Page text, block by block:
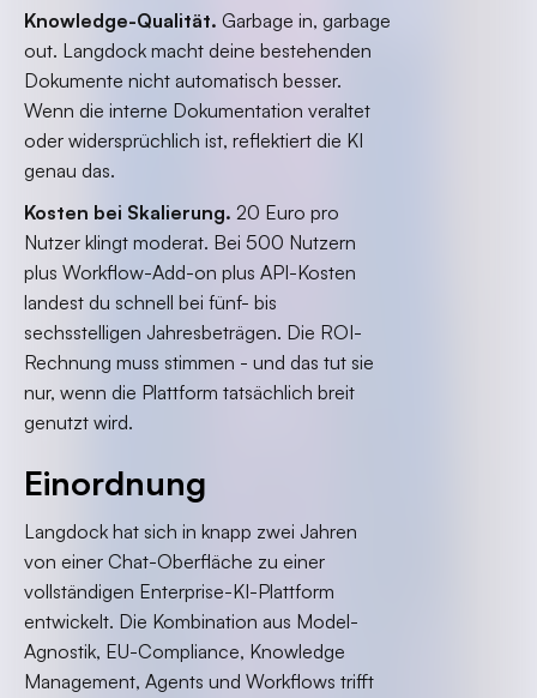
Knowledge-Qualität. Garbage in, garbage
out. Langdock macht deine bestehenden
Dokumente nicht automatisch besser.
Wenn die interne Dokumentation veraltet
oder widersprüchlich ist, reflektiert die KI
genau das.
Kosten bei Skalierung. 20 Euro pro
Nutzer klingt moderat. Bei 500 Nutzern
plus Workflow-Add-on plus API-Kosten
landest du schnell bei fünf- bis
sechsstelligen Jahresbeträgen. Die ROI-
Rechnung muss stimmen - und das tut sie
nur, wenn die Plattform tatsächlich breit
genutzt wird.
Einordnung
Langdock hat sich in knapp zwei Jahren
von einer Chat-Oberfläche zu einer
vollständigen Enterprise-KI-Plattform
entwickelt. Die Kombination aus Model-
Agnostik, EU-Compliance, Knowledge
Management, Agents und Workflows trifft